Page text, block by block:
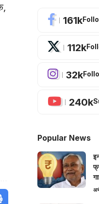
161k
112k
32k
240k
Popular News